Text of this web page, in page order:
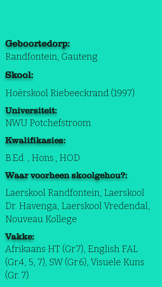
Geboortedorp:
Randfontein, Gauteng
Skool:
Hoёrskool Riebeeckrand (1997)
Universiteit:
NWU Potchefstroom
Kwalifikasies:
B.Ed. , Hons., HOD
Waar voorheen skoolgehou?:
Laerskool Randfontein, Laerskool
Dr. Havenga, Laerskool Vredendal,
Nouveau Kollege
Vakke:
Afrikaans HT (Gr.7), English FAL
(Gr.4, 5, 7), SW (Gr.6), Visuele Kuns
(Gr. 7)